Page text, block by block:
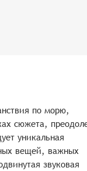
по морю,
сюжета,
уникальная
вещей, важных
звуковая